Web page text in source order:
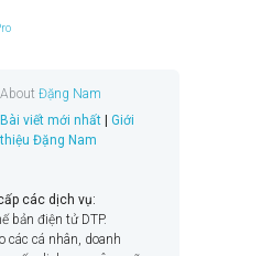
AboutĐặng Nam
Bài viết mới nhất |Giới
thiệu Đặng Nam
các dịch vụ:
bản điện tử DTP.
các cá nhân, doanh